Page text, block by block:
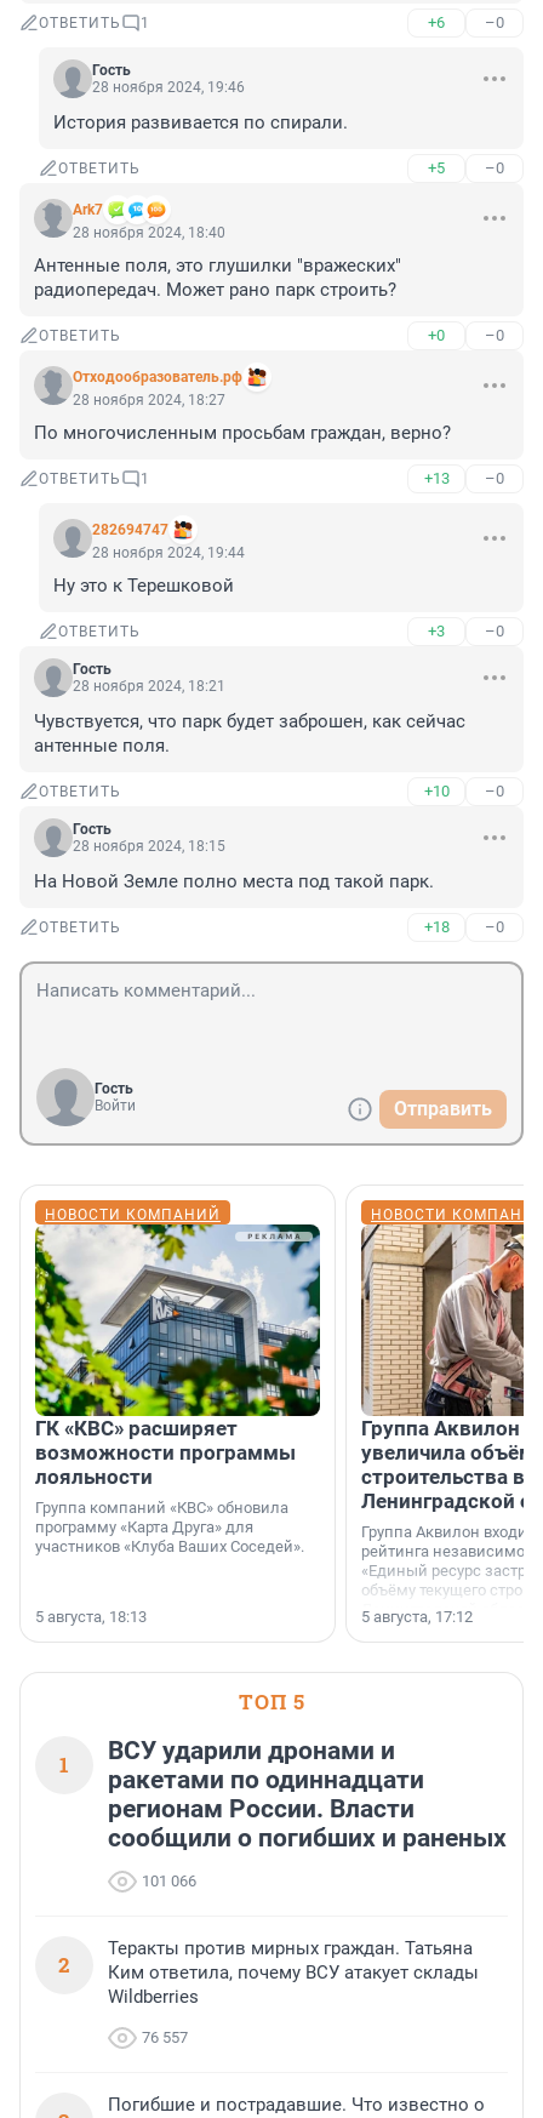
ОТВЕТИТЬ 1 +6 –0
Гость
28 ноября 2024, 19:46
История развивается по спирали.
ОТВЕТИТЬ +5 –0
Ark7
28 ноября 2024, 18:40
Антенные поля, это глушилки "вражеских"
радиопередач. Может рано парк строить?
ОТВЕТИТЬ +0 –0
Отходообразователь.рф
28 ноября 2024, 18:27
По многочисленным просьбам граждан, верно?
ОТВЕТИТЬ 1 +13 –0
282694747
28 ноября 2024, 19:44
Ну это к Терешковой
ОТВЕТИТЬ +3 –0
Гость
28 ноября 2024, 18:21
Чувствуется, что парк будет заброшен, как сейчас
антенные поля.
ОТВЕТИТЬ +10 –0
Гость
28 ноября 2024, 18:15
На Новой Земле полно места под такой парк.
ОТВЕТИТЬ +18 –0
Гость
Войти
Отправить
НОВОСТИ КОМПАНИЙ
ГК «КВС» расширяет
возможности программы
лояльности
Группа компаний «КВС» обновила
программу «Карта Друга» для
участников «Клуба Ваших Соседей».
5 августа, 18:13
НОВОСТИ
Группа Аквилон
увеличила объём
строительства в
Ленинградской
Группа Аквилон входит
рейтинга независимого
«Единый ресурс
объёму текущего
Ленинградской
время компания
185 429 кв. метров
больше, чем в 1
5 августа, 17:12
ТОП 5
1
ВСУ ударили дронами и
ракетами по одиннадцати
регионам России. Власти
сообщили о погибших и раненых
101 066
2
Теракты против мирных граждан. Татьяна
Ким ответила, почему ВСУ атакует склады
Wildberries
76 557
Погибшие и пострадавшие. Что известно о